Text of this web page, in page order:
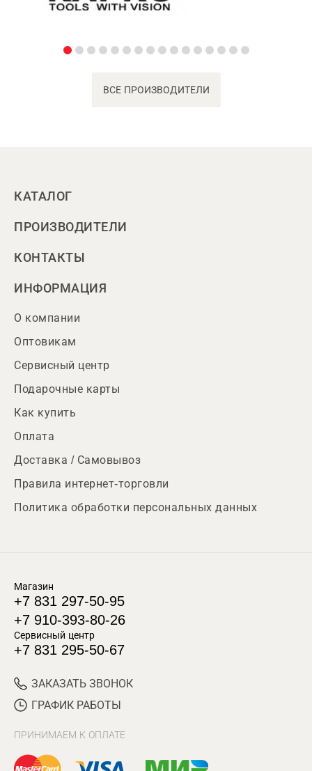
ВСЕ ПРОИЗВОДИТЕЛИ
КАТАЛОГ
ПРОИЗВОДИТЕЛИ
КОНТАКТЫ
ИНФОРМАЦИЯ
О компании
Оптовикам
Сервисный центр
Подарочные карты
Как купить
Оплата
Доставка / Самовывоз
Правила интернет-торговли
Политика обработки персональных данных
Магазин
+7 831 297-50-95
+7 910-393-80-26
Сервисный центр
+7 831 295-50-67
ЗАКАЗАТЬ ЗВОНОК
ГРАФИК РАБОТЫ
ПРИНИМАЕМ К ОПЛАТЕ